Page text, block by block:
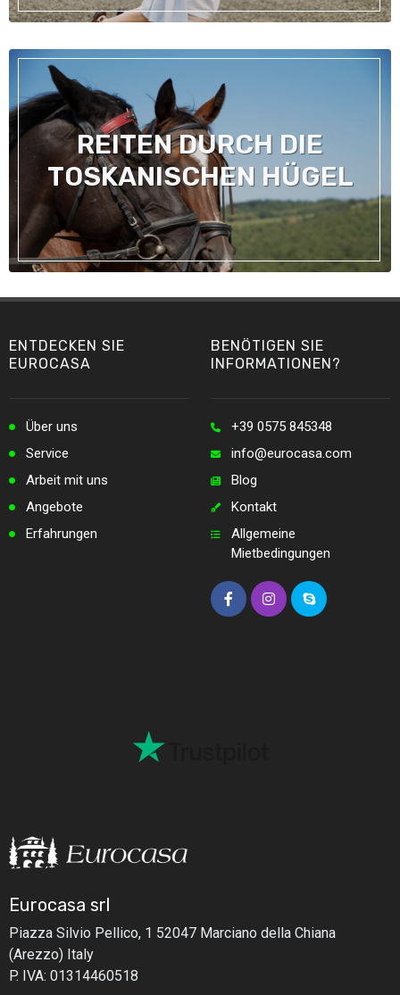
REITEN DURCH DIE
TOSKANISCHEN HÜGEL
Eurocasa srl
Piazza Silvio Pellico, 1 52047 Marciano della Chiana
(Arezzo) Italy
P. IVA: 01314460518
ENTDECKEN SIE
EUROCASA
Über uns
Service
Arbeit mit uns
Angebote
Erfahrungen
BENÖTIGEN SIE
INFORMATIONEN?
+39 0575 845348
info@eurocasa.com
Blog
Kontakt
Allgemeine
Mietbedingungen